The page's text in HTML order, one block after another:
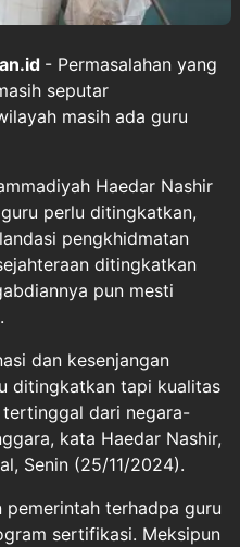
- Permasalahan yang
seputar
masih ada guru
Haedar Nashir
perlu ditingkatkan,
pengkhidmatan
ditingkatkan
pun mesti
dan kesenjangan
ditingkatkan tapi kualitas
tertinggal dari negara-
kata Haedar Nashir,
Senin (25/11/2024).
pemerintah terhadpa guru
sertifikasi. Meksipun